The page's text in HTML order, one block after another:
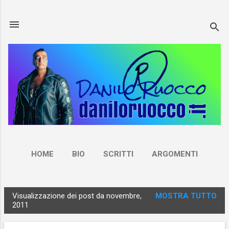
HOME BIO SCRITTI ARGOMENTI
RUOCCO.LIVE
o
Visualizzazione dei post da novembre,
2011
MOSTRA TUTTO